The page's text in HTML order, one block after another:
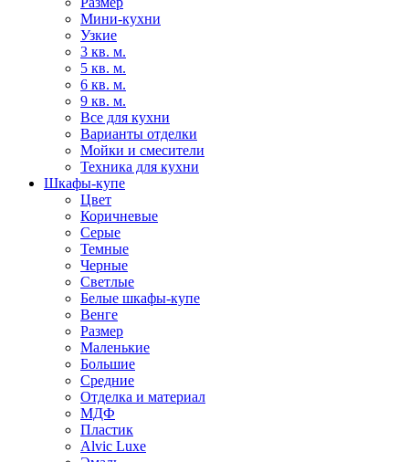
Мини-кухни
Узкие
3 кв. м.
5 кв. м.
6 кв. м.
9 кв. м.
Все для кухни
Варианты отделки
Мойки и смесители
Техника для кухни
Шкафы-купе
Цвет
Коричневые
Серые
Темные
Черные
Светлые
Белые шкафы-купе
Венге
Размер
Маленькие
Большие
Средние
Отделка и материал
МДФ
Пластик
Alvic Luxe